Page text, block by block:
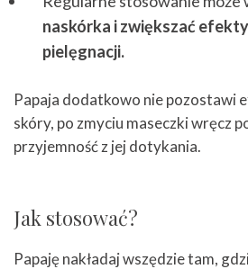
naskórka i zwiększać
pielęgnacji.
Papaja dodatkowo nie pozostawi
skóry, po zmyciu maseczki wręcz
przyjemność z jej dotykania.
Jak stosować?
Papaję nakładaj wszędzie tam,